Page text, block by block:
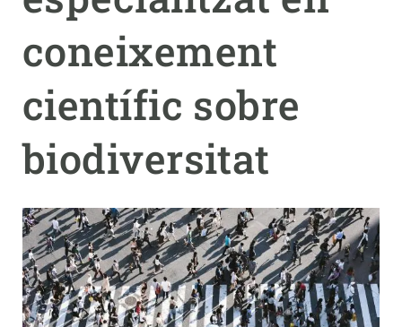
coneixement
científic sobre
biodiversitat
NOTÍCIES I AGENDA